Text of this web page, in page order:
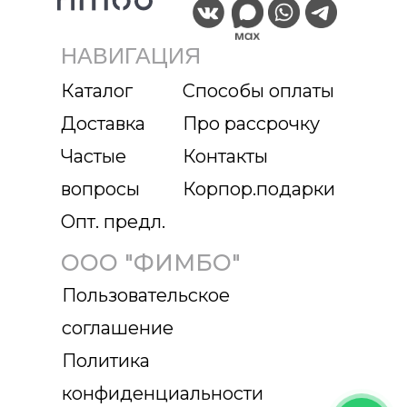
ООО "ФИМБО"
Каталог
Доставка
Частые
вопросы
Опт. предл.
НАВИГАЦИЯ
Способы оплаты
Про рассрочку
Контакты
Корпор.подарки
Пользовательское
соглашение
Политика
конфиденциальности